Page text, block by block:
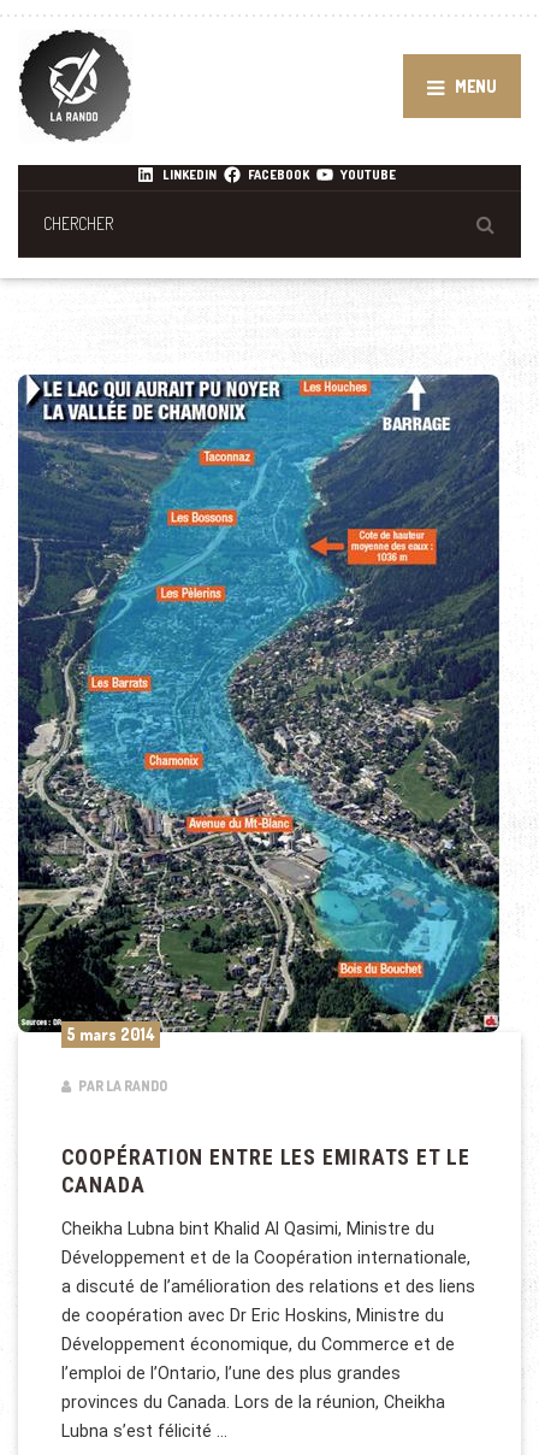
MENU
LINKEDIN FACEBOOK YOUTUBE
5 mars 2014
PAR LA RANDO
COOPÉRATION ENTRE LES EMIRATS ET LE
CANADA
Cheikha Lubna bint Khalid Al Qasimi, Ministre du
Développement et de la Coopération internationale,
a discuté de l’amélioration des relations et des liens
de coopération avec Dr Eric Hoskins, Ministre du
Développement économique, du Commerce et de
l’emploi de l’Ontario, l’une des plus grandes
provinces du Canada. Lors de la réunion, Cheikha
Lubna s’est félicité …